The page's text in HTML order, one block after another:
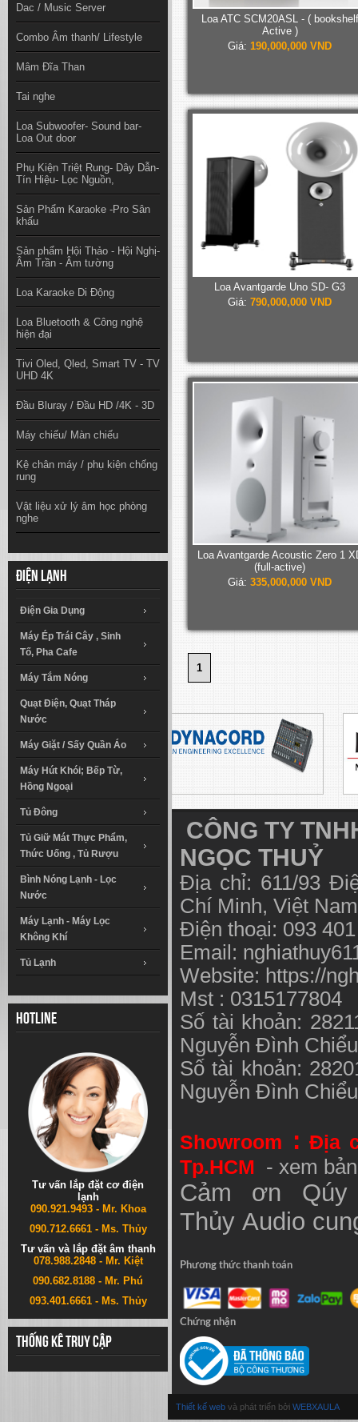
Dac / Music Server
Combo Âm thanh/ Lifestyle
Mâm Đĩa Than
Tai nghe
Loa Subwoofer- Sound bar-
Loa Out door
Phụ Kiện Triệt Rung- Dây Dẫn-
Tín Hiệu- Lọc Nguồn,
Sản Phẩm Karaoke -Pro Sân
khấu
Sản phẩm Hội Thảo - Hội Nghị-
Âm Trần - Âm tường
Loa Karaoke Di Động
Loa Bluetooth & Công nghệ
hiện đại
Tivi Oled, Qled, Smart TV - TV
UHD 4K
Đầu Bluray / Đầu HD /4K - 3D
Máy chiếu/ Màn chiếu
Kệ chân máy / phụ kiện chống
rung
Vật liệu xử lý âm học phòng
nghe
Điện lạnh
Điện Gia Dụng
Máy Ép Trái Cây , Sinh
Tố, Pha Cafe
Máy Tắm Nóng
Quạt Điện, Quạt Tháp
Nước
Máy Giặt / Sấy Quần Áo
Máy Hút Khói; Bếp Từ,
Hồng Ngoại
Tủ Đông
Tủ Giữ Mát Thực Phẩm,
Thức Uống , Tủ Rượu
Bình Nóng Lạnh - Lọc
Nước
Máy Lạnh - Máy Lọc
Không Khí
Tủ Lạnh
Hotline
Tư vấn lắp đặt cơ điện
lạnh
090.921.9493 - Mr. Khoa
090.712.6661 - Ms. Thủy
Tư vấn và lắp đặt âm thanh
078.988.2848 - Mr. Kiệt
090.682.8188 - Mr. Phú
093.401.6661 - Ms. Thủy
Thống kê truy cập
Loa ATC SCM20ASL - ( bookshelf
Active )
Giá: 190,000,000 VND
Loa Avantgarde Uno SD- G3
Giá: 790,000,000 VND
Loa Avantgarde Acoustic Zero 1
(full-active)
Giá: 335,000,000 VND
1
CÔNG TY
NGỌC THUỶ
Địa chỉ: 611/93
Chí Minh, Việt
Điện thoại: 093
Email:
Website: https://
Mst : 0315177804
Số tài khoản:
Nguyễn Đình
Số tài khoản:
Nguyễn Đình
Showroom : Địa
Tp.HCM - xem
Cảm ơn
Thủy Audio
Phương thức thanh toán
Chứng nhận
Thiết kế web và phát triển bởi WEBXAULA